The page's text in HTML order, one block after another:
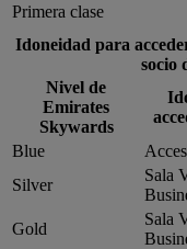
Primera clase
Idoneidad para
socio
Nivel de
Emirates
Skywards
Blue
Silver
Sala
Gold
Sala